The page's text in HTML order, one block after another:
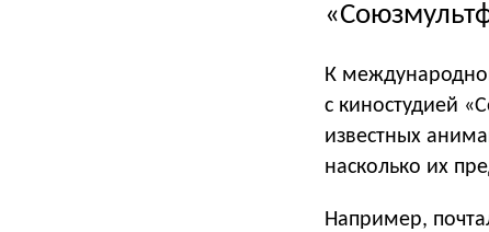
К
с киностудией
известных
насколько их
Например,